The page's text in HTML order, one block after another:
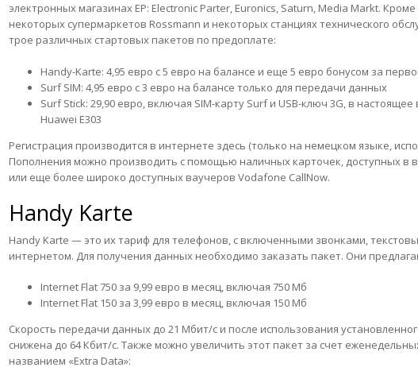
электронных магазинах EP: Electronic Parter, Euronics, Saturn, Media Markt.
некоторых супермаркетов Rossmann и некоторых станциях технического
трое различных стартовых пакетов по предоплате:
Handy-Karte: 4,95 евро с 5 евро на балансе и еще 5 евро бонусом за
Surf SIM: 4,95 евро с 3 евро на балансе только для передачи данных
Surf Stick: 29,90 евро, включая SIM-карту Surf и USB-ключ 3G, в
Huawei E303
Регистрация производится в интернете здесь (только на немецком языке,
Пополнения можно производить с помощью наличных карточек, доступных в
или еще более широко доступных ваучеров Vodafone CallNow.
Handy Karte
Handy Karte — это их тариф для телефонов, с включенными звонками,
интернетом. Для получения данных необходимо заказать пакет. Они
Internet Flat 750 за 9,99 евро в месяц, включая 750 Мб
Internet Flat 150 за 3,99 евро в месяц, включая 150 Мб
Скорость передачи данных до 21 Мбит/с и после использования
снижена до 64 Кбит/с. Также можно увеличить этот пакет за счет
названием «Extra Data»: